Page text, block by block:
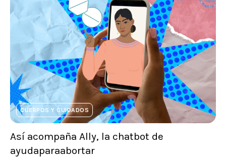
CUERPOS Y CUIDADOS
Así acompaña Ally, la chatbot de
ayudaparaabortar